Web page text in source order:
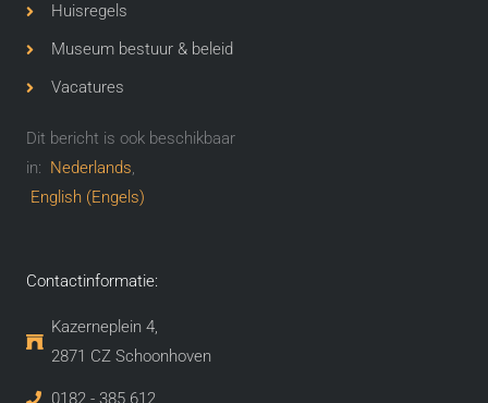
Huisregels
Museum bestuur & beleid
Vacatures
Dit bericht is ook beschikbaar
in: Nederlands
English (Engels)
Contactinformatie:
Kazerneplein 4,
2871 CZ Schoonhoven​
0182 - 385 612